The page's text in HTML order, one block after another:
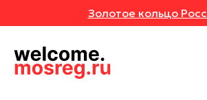
Золотое кольцо
Места